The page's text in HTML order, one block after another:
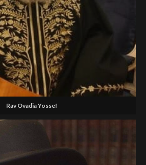
Rav Ovadia Yossef